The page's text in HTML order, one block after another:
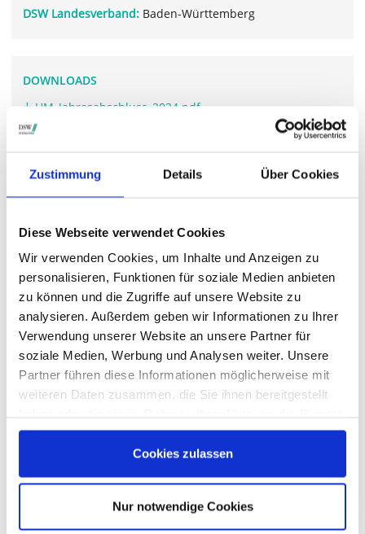
Zustimmung Details Über Cookies
Diese Webseite verwendet Cookies
Wir verwenden Cookies, um Inhalte und Anzeigen zu
personalisieren, Funktionen für soziale Medien anbieten
zu können und die Zugriffe auf unsere Website zu
analysieren. Außerdem geben wir Informationen zu Ihrer
Verwendung unserer Website an unsere Partner für
soziale Medien, Werbung und Analysen weiter. Unsere
Partner führen diese Informationen möglicherweise mit
weiteren Daten zusammen, die Sie ihnen bereitgestellt
gesammelt haben.
Cookies zulassen
Nur notwendige Cookies
DSW Landesverband: Baden-Württemberg
DOWNLOADS
HM_Jahresabschluss_2024.pdf
HM_GNB24_de.pdf
www.heidelbergmaterials.com/.../hv-2025
STIMMRECHTSVERTRETUNG DURCH DIE DSW
Die DSW vertritt Ihre Stimmrechteauf sämtlichen
wichtigen Hauptversammlungen in Deutschland.
archiv.hauptversammlung.de